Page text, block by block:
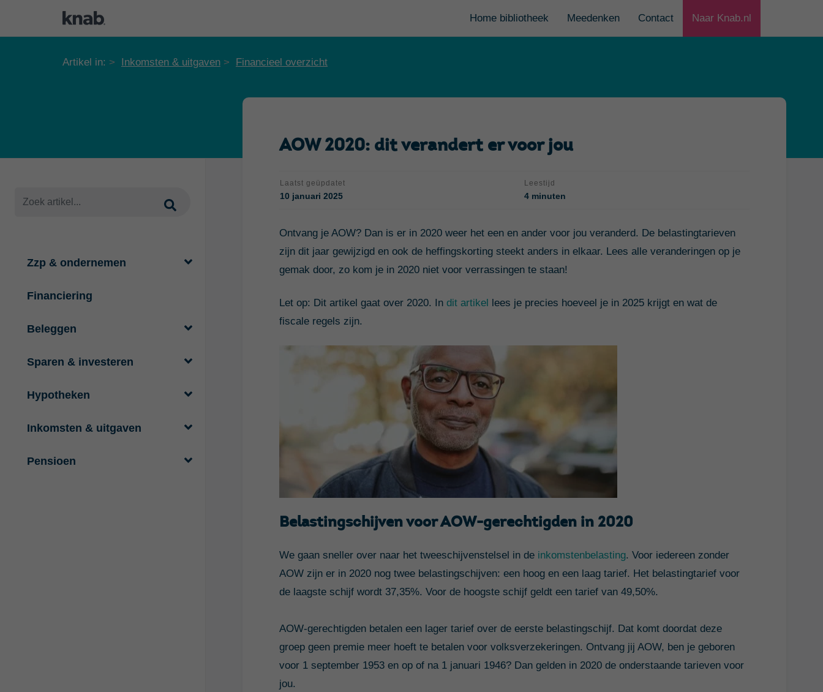
Home bibliotheek Meedenken Contact Naar Knab.nl
Artikel in: Inkomsten & uitgaven Financieel overzicht
Zzp & ondernemen
Financiering
Beleggen
Sparen & investeren
Hypotheken
Inkomsten & uitgaven
Pensioen
AOW 2020: dit verandert er voor jou
Laatst geüpdatet
10 januari 2025
Leestijd
4 minuten
Ontvang je AOW? Dan is er in 2020 weer het een en ander voor jou veranderd. De belastingtarieven
zijn dit jaar gewijzigd en ook de heffingskorting steekt anders in elkaar. Lees alle veranderingen op je
gemak door, zo kom je in 2020 niet voor verrassingen te staan!
Let op: Dit artikel gaat over 2020. In dit artikel lees je precies hoeveel je in 2025 krijgt en wat de
fiscale regels zijn.
Belastingschijven voor AOW-gerechtigden in 2020
We gaan sneller over naar het tweeschijvenstelsel in de inkomstenbelasting. Voor iedereen zonder
AOW zijn er in 2020 nog twee belastingschijven: een hoog en een laag tarief. Het belastingtarief voor
de laagste schijf wordt 37,35%. Voor de hoogste schijf geldt een tarief van 49,50%.
AOW-gerechtigden betalen een lager tarief over de eerste belastingschijf. Dat komt doordat deze
groep geen premie meer hoeft te betalen voor volksverzekeringen. Ontvang jij AOW, ben je geboren
voor 1 september 1953 en op of na 1 januari 1946? Dan gelden in 2020 de onderstaande tarieven voor
jou.